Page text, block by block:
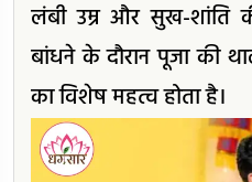
लंबी उम्र और सुख-शांति
बांधने के दौरान पूजा की
का विशेष महत्व होता है।